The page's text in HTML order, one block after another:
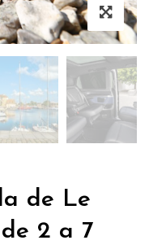
de Le
2 a 7